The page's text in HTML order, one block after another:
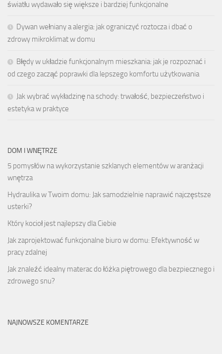
światłu wydawało się większe i bardziej funkcjonalne
Dywan wełniany a alergia: jak ograniczyć roztocza i dbać o
zdrowy mikroklimat w domu
Błędy w układzie funkcjonalnym mieszkania: jak je rozpoznać i
od czego zacząć poprawki dla lepszego komfortu użytkowania
Jak wybrać wykładzinę na schody: trwałość, bezpieczeństwo i
estetyka w praktyce
DOM I WNĘTRZE
5 pomysłów na wykorzystanie szklanych elementów w aranżacji
wnętrza
Hydraulika w Twoim domu: Jak samodzielnie naprawić najczęstsze
usterki?
Który kocioł jest najlepszy dla Ciebie
Jak zaprojektować funkcjonalne biuro w domu: Efektywność w
pracy zdalnej
Jak znaleźć idealny materac do łóżka piętrowego dla bezpiecznego i
zdrowego snu?
NAJNOWSZE KOMENTARZE